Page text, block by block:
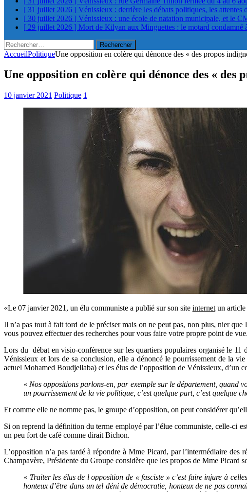
[ 31 juillet 2026 ] Vénissieux : derrière les débats politiques, les attentes
[ 30 juillet 2026 ] Vénissieux : une école de natation municipale, et le
[ 29 juillet 2026 ] Mort de Kilyan aux Minguettes : le motard condamné
Rechercher :
AccueilPolitiqueUne opposition en colère qui dénonce des « des propos
Une opposition en colère qui dénonce des «
10 janvier 2021 Politique 1
«Le 07 janvier 2021, un élu communiste a publié sur son site internet un
Il n’a pas tout à fait tord de le préciser mais on ne peut pas, non plus, nier
vous pouvez effectuer des recherches pour vous faire votre propre point de vue.
Lors du débat en visio-conférence sur les quartiers populaires organisé le
Vénissieux et lors de sa conclusion, elle a dénoncé le pourrissement de la
actuel Mohamed Boudjellaba) et les élus de l’opposition de Vénissieux, d’un
« Nos oppositions parlons-en, par exemple sur le département, quand
un pourrissement de la vie politique, c’est quelque part, c’est quelque
Et comme elle ne nomme pas, le groupe d’opposition, on peut considérer
Si on reprend la définition du terme employé par l’élue communiste, celle-ci
un peu fort de café comme dirait Bichon.
L’opposition n’a pas tardé à répondre à Mme Picard, par l’intermédiaire
Champavère, Présidente du Groupe considère que les propos de Mme Picard
« Traiter les élus de l opposition de « fasciste » c’est faire injure à
honteux d’être dans un tel déni de démocratie, honteux de ne pas